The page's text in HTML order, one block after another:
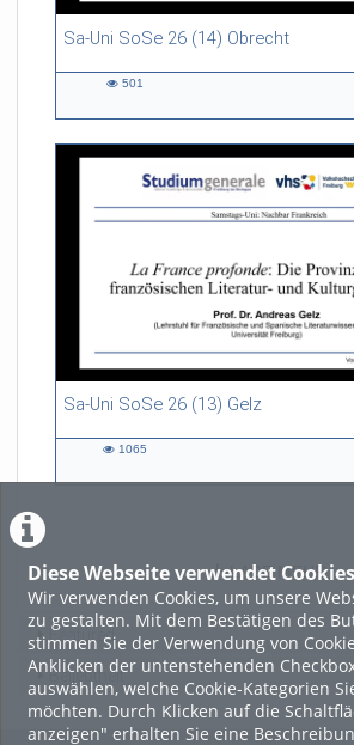
Diese Webseite verwendet Cookies
Wir verwenden Cookies, um unsere
zu gestalten. Mit dem Bestätigen des
stimmen Sie der Verwendung von
Anklicken der untenstehenden
auswählen, welche Cookie-Kategorien
möchten. Durch Klicken auf die
anzeigen" erhalten Sie eine
Sa-Uni SoSe 26 (14) Obrecht
46:53 duration
501
Sa-Uni SoSe 26 (13) Gelz
55:13 duration
1065
LADE MEHR
Featured
Beliebtheit